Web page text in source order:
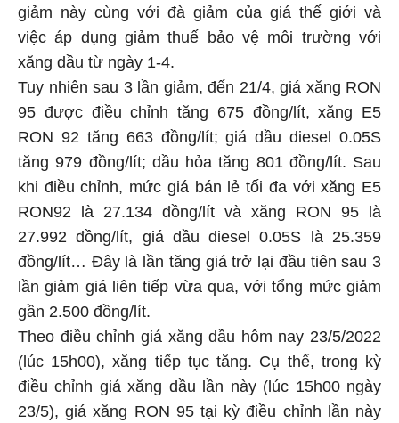
giảm này cùng với đà giảm của giá thế giới và
việc áp dụng giảm thuế bảo vệ môi trường với
xăng dầu từ ngày 1-4.
Tuy nhiên sau 3 lần giảm, đến 21/4, giá xăng RON
95 được điều chỉnh tăng 675 đồng/lít, xăng E5
RON 92 tăng 663 đồng/lít; giá dầu diesel 0.05S
tăng 979 đồng/lít; dầu hỏa tăng 801 đồng/lít. Sau
khi điều chỉnh, mức giá bán lẻ tối đa với xăng E5
RON92 là 27.134 đồng/lít và xăng RON 95 là
27.992 đồng/lít, giá dầu diesel 0.05S là 25.359
đồng/lít… Đây là lần tăng giá trở lại đầu tiên sau 3
lần giảm giá liên tiếp vừa qua, với tổng mức giảm
gần 2.500 đồng/lít.
Theo điều chỉnh giá xăng dầu hôm nay 23/5/2022
(lúc 15h00), xăng tiếp tục tăng. Cụ thể, trong kỳ
điều chỉnh giá xăng dầu lần này (lúc 15h00 ngày
23/5), giá xăng RON 95 tại kỳ điều chỉnh lần này